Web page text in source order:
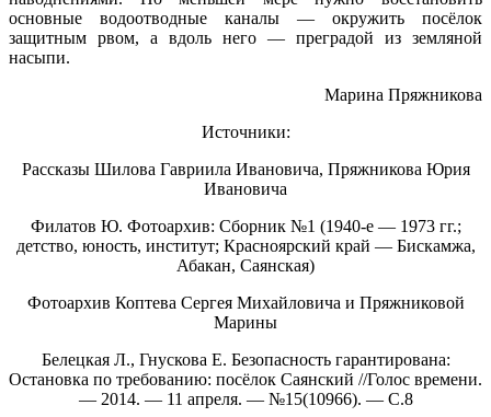
основные водоотводные каналы — окружить посёлок
защитным рвом, а вдоль него — преградой из земляной
насыпи.
Марина Пряжникова
Источники:
Рассказы Шилова Гавриила Ивановича, Пряжникова Юрия
Ивановича
Филатов Ю. Фотоархив: Сборник №1 (1940-е — 1973 гг.;
детство, юность, институт; Красноярский край — Бискамжа,
Абакан, Саянская)
Фотоархив Коптева Сергея Михайловича и Пряжниковой
Марины
Белецкая Л., Гнускова Е. Безопасность гарантирована:
Остановка по требованию: посёлок Саянский //Голос времени.
— 2014. — 11 апреля. — №15(10966). — С.8